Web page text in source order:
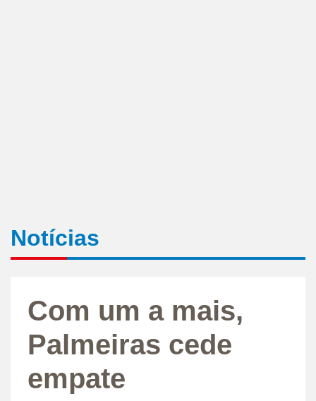
Notícias
Com um a mais,
Palmeiras cede
empate